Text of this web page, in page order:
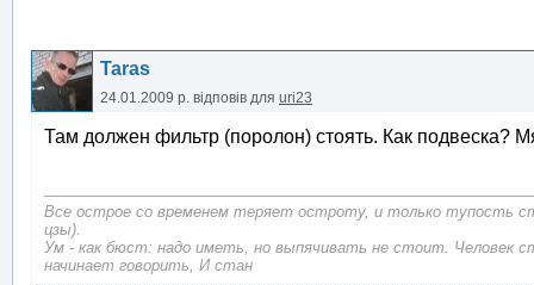
Taras
24.01.2009 р. відповів для uri23
Там должен фильтр (поролон) стоять. Как подвеска?
Все острое со временем теряет остроту, и только тупость
цзы).
Ум - как бюст: надо иметь, но выпячивать не стоит. Человек
начинает говорить, И стан